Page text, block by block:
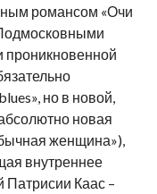
романсом «Очи
проникновенной
но в новой,
новая
женщина»),
внутреннее
Патрисии Каас –